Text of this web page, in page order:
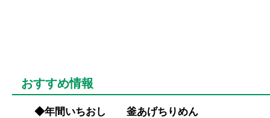
おすすめ情報
◆年間いちおし 釜あげちりめん